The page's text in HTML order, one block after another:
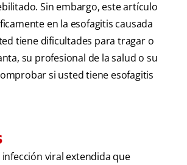
Sin embargo, este artículo
en la esofagitis causada
tiene dificultades para tragar o
su profesional de la salud o su
si usted tiene esofagitis
infección viral extendida que